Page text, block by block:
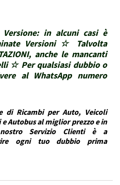
Versione: in alcuni casi è
Versioni ☆ Talvolta
anche le mancanti
☆ Per qualsiasi dubbio o
al WhatsApp numero
di Ricambi per Auto, Veicoli
Autobus al miglior prezzo e in
Servizio Clienti è a
ogni tuo dubbio prima